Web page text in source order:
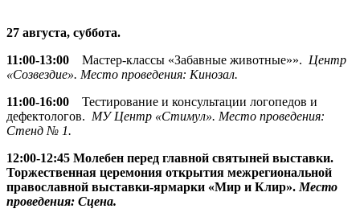
27 августа, суббота.
11:00-13:00 Мастер-классы «Забавные животные»». Центр
«Созвездие». Место проведения: Кинозал.
11:00-16:00 Тестирование и консультации логопедов и
дефектологов. МУ Центр «Стимул». Место проведения:
Стенд № 1.
12:00-12:45 Молебен перед главной святыней выставки.
Торжественная церемония открытия межрегиональной
православной выставки-ярмарки «Мир и Клир».Место
проведения: Сцена.